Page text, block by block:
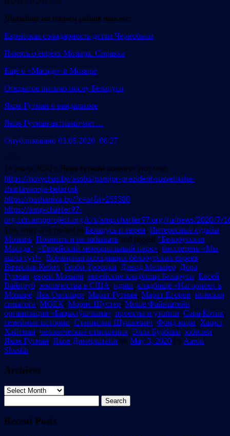
Читайте на нашем сайте также:
Еврейская солидарность детям Чернобыля
Память о евреях Мозыря. Справка
Ещё о «Масаде» в Мозыре
Открытое письмо послу Беларуси
Яков Гутман о вандализме
Яков Гутман активничает…
Опубликовано 03.05.2020 08:27
* * *
14 июля 2020 г. Яков Гутман покинул этот мир.
https://novychas.by/asoba/pamjor-prezident-susvetnaha-
zhurtavannja-belarusk
https://nashaniva.by/?c=ar&i=255380
https://amp-charter97-
org.cdn.ampproject.org/c/s/amp.charter97.org/ru/news/2020/7/
This entry was posted in Беларусь и евреи, Интересные судьбы,
Мозырь, Помнить и не забывать and tagged "Белорусская
Масада", «Еврейский мемориальный парк», бюллетень «Мы
яшчэ тут!», Всемирная ассоциация белорусских евреев,
Вячеслав Кебич, Герби Троецки, Давид Мельцер, Дора
Гутман, евреи Мозыря, еврейские кладбища Беларуси, Евсей
Вайнруб, землячества в США, идиш, кладбище «Нагорное» в
Мозыре, Лев Овсищер, Марат Гутман, Марат Егоров, минская
синагога, МОЕК, Морис Шустер, Моше Файнштейн,
организация «Бацькаўшчына», проекты и утопии, Сара Котик,
семейные истории, Станислав Шушкевич, Фонд мира, Хацкл
Хайтман, человеческие отношения, Элла Бурбаки, юбилеи,
Яков Гутман, Яков Динерштейн on May 3, 2020 by Aaron
Shustin.
Archives
Archives
for:
Recent Posts